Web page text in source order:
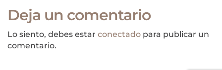
Bueno
Deja un comentario
Lo siento, debes estar conectado para publicar un
comentario.